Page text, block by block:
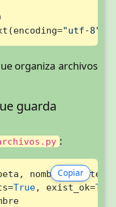
"utf-8"
organiza archivos
guarda
:
Copiar
nombre,
True, exist_ok=